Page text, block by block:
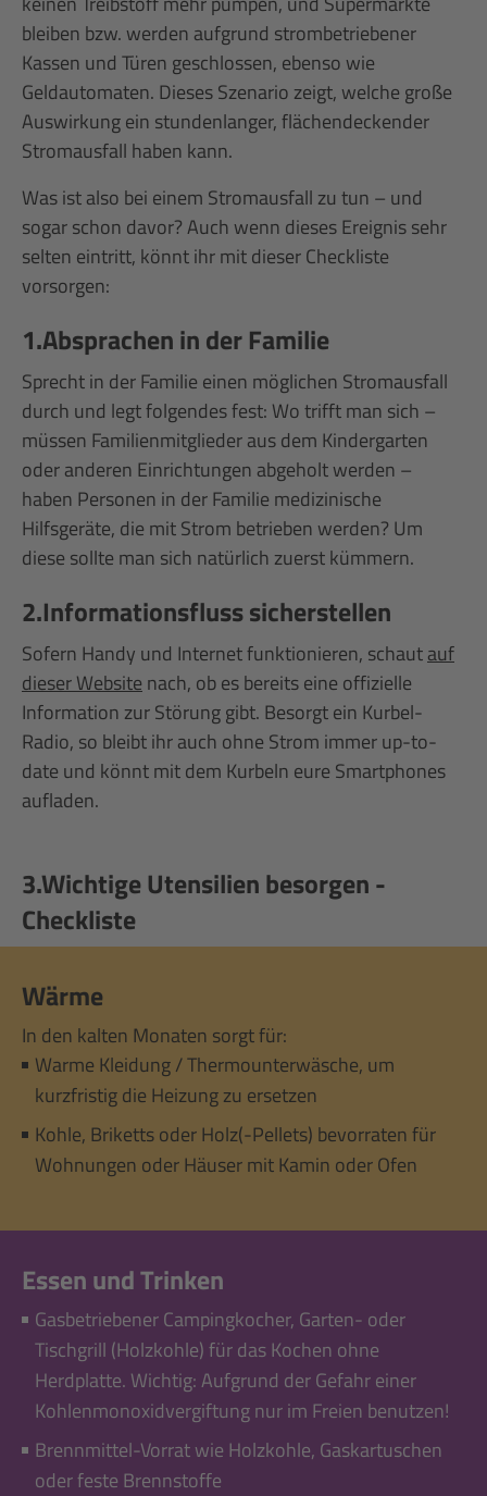
bleiben bzw. werden aufgrund strombetriebener
Kassen und Türen geschlossen, ebenso wie
Geldautomaten. Dieses Szenario zeigt, welche große
Auswirkung ein stundenlanger, flächendeckender
Stromausfall haben kann.
Was ist also bei einem Stromausfall zu tun – und
sogar schon davor? Auch wenn dieses Ereignis sehr
selten eintritt, könnt ihr mit dieser Checkliste
vorsorgen:
1.Absprachen in der Familie
Sprecht in der Familie einen möglichen Stromausfall
durch und legt folgendes fest: Wo trifft man sich –
müssen Familienmitglieder aus dem Kindergarten
oder anderen Einrichtungen abgeholt werden –
haben Personen in der Familie medizinische
Hilfsgeräte, die mit Strom betrieben werden? Um
diese sollte man sich natürlich zuerst kümmern.
2.Informationsfluss sicherstellen
Sofern Handy und Internet funktionieren, schautauf
dieser Website nach, ob es bereits eine offizielle
Information zur Störung gibt. Besorgt ein Kurbel-
Radio, so bleibt ihr auch ohne Strom immer up-to-
date und könnt mit dem Kurbeln eure Smartphones
aufladen.
3.Wichtige Utensilien besorgen -
Checkliste
Wärme
In den kalten Monaten sorgt für:
Warme Kleidung / Thermounterwäsche, um
kurzfristig die Heizung zu ersetzen
Kohle, Briketts oder Holz(-Pellets) bevorraten für
Wohnungen oder Häuser mit Kamin oder Ofen
Essen und Trinken
Gasbetriebener Campingkocher, Garten- oder
Tischgrill (Holzkohle) für das Kochen ohne
Herdplatte. Wichtig: Aufgrund der Gefahr einer
Kohlenmonoxidvergiftung nur im Freien benutzen!
Brennmittel-Vorrat wie Holzkohle, Gaskartuschen
oder feste Brennstoffe